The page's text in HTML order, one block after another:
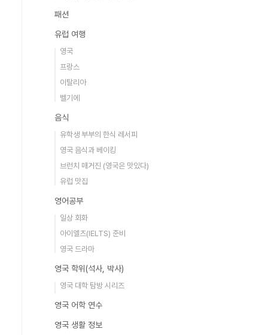
패션
유럽 여행
영국
프랑스
이탈리아
벨기에
음식
유학생 부부의 한식 레서피
영국 음식과 베이킹
브런치 매거진 (영국은 맛있다)
유럽 맛집
영어공부
일상 회화
아이엘츠(IELTS) 준비
영국 드라마
영국 학위(석사, 박사)
영국 대학 탐방 시리즈
영국 어학 연수
영국 생활 정보